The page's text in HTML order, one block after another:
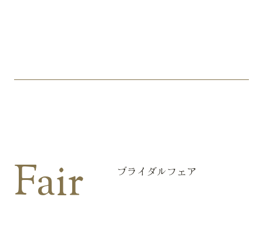
Fair ブライダルフェア